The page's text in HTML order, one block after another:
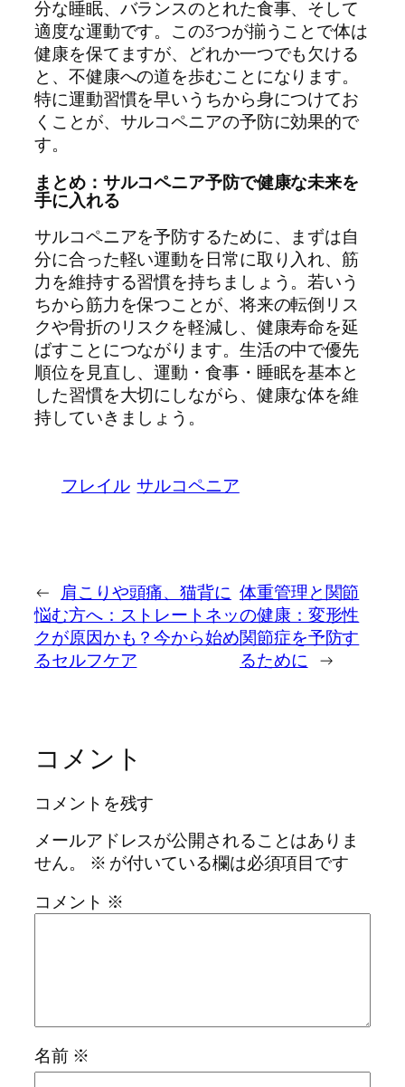
分な睡眠、バランスのとれた食事、そして
適度な運動です。この3つが揃うことで体は
健康を保てますが、どれか一つでも欠ける
と、不健康への道を歩むことになります。
特に運動習慣を早いうちから身につけてお
くことが、サルコペニアの予防に効果的で
す。
まとめ：サルコペニア予防で健康な未来を
手に入れる
サルコペニアを予防するために、まずは自
分に合った軽い運動を日常に取り入れ、筋
力を維持する習慣を持ちましょう。若いう
ちから筋力を保つことが、将来の転倒リス
クや骨折のリスクを軽減し、健康寿命を延
ばすことにつながります。生活の中で優先
順位を見直し、運動・食事・睡眠を基本と
した習慣を大切にしながら、健康な体を維
持していきましょう。
フレイル サルコペニア
← 肩こりや頭痛、猫背に
悩む方へ：ストレートネッ
クが原因かも？今から始め
るセルフケア
体重管理と関節
の健康：変形性
関節症を予防す
るために →
コメント
コメントを残す
メールアドレスが公開されることはありま
せん。
※ が付いている欄は必須項目です
コメント ※
名前 ※